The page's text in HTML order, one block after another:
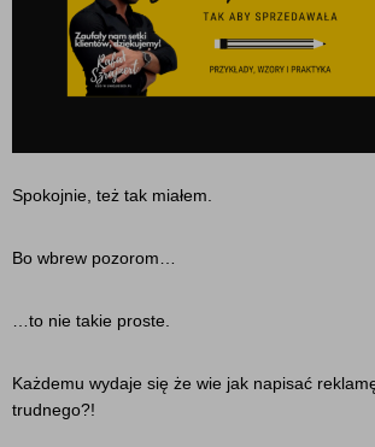
Spokojnie, też tak miałem.
Bo wbrew pozorom…
…to nie takie proste.
Każdemu wydaje się że wie jak napisać
trudnego?!